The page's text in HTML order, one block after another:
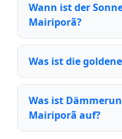
Wann ist der
Mairiporã?
Was ist die
Was ist
Mairiporã auf?